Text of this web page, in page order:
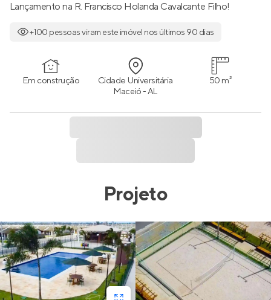
Lançamento na R. Francisco Holanda Cavalcante Filho!
+100 pessoas viram este imóvel nos últimos 90 dias
Em construção Cidade Universitária
Maceió - AL
50 m²
Projeto